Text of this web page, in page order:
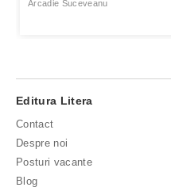
Arcadie Suceveanu
Editura Litera
Contact
Despre noi
Posturi vacante
Blog